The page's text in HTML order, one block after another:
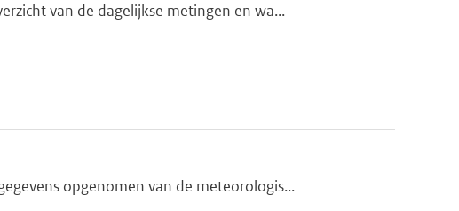
van de dagelijkse metingen en wa...
opgenomen van de meteorologis...